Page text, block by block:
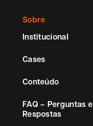
Sobre
Institucional
Cases
Conteúdo
FAQ – Perguntas e
Respostas